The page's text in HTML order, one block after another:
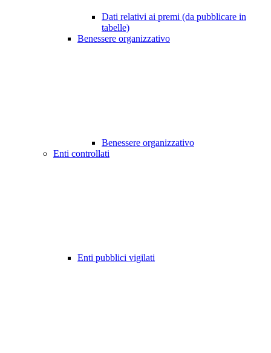
Dati relativi ai premi (da pubblicare in
tabelle)
Benessere organizzativo
Benessere organizzativo
Enti controllati
Enti pubblici vigilati